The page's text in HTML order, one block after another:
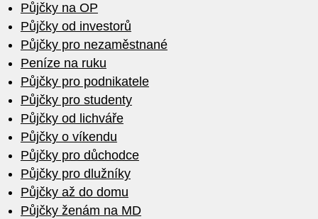
Půjčky na OP
Půjčky od investorů
Půjčky pro nezaměstnané
Peníze na ruku
Půjčky pro podnikatele
Půjčky pro studenty
Půjčky od lichváře
Půjčky o víkendu
Půjčky pro důchodce
Půjčky pro dlužníky
Půjčky až do domu
Půjčky ženám na MD